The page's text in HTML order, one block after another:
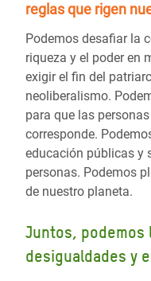
reglasque rigen
Podemos desafiar la
riqueza y el poder en
exigir el fin del
neoliberalismo.
para que las
corresponde.
educación públicas y
personas. Podemos
de nuestro planeta.
Juntos, podemos
desigualdades y